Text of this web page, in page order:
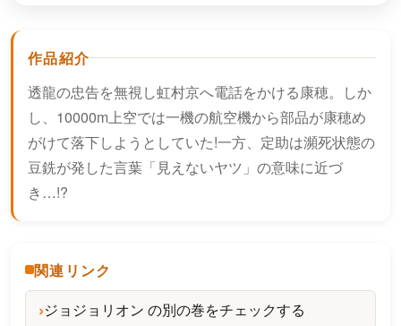
作品紹介
透龍の忠告を無視し虹村京へ電話をかける康穂。しか
し、10000m上空では一機の航空機から部品が康穂め
がけて落下しようとしていた!一方、定助は瀕死状態の
豆銑が発した言葉「見えないヤツ」の意味に近づ
き…!?
関連リンク
ジョジョリオン の別の巻をチェックする